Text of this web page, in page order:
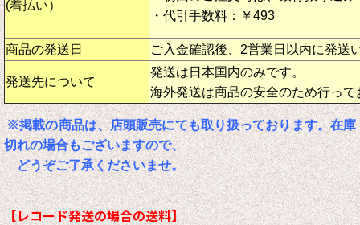
(着払い）
・代引手数料：￥493
商品の発送日 ご入金確認後、2営業日以内に発送
発送先について
発送は日本国内のみです。
海外発送は商品の安全のため行って
※掲載の商品は、店頭販売にても取り扱っております。在庫
切れの場合もございますので、
どうぞご了承くださいませ。
【レコード発送の場合の送料】